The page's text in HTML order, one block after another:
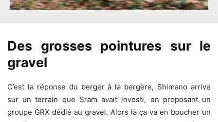
Des grosses pointures sur le
gravel
C’est la réponse du berger à la bergère, Shimano arrive
sur un terrain que Sram avait investi, en proposant un
groupe GRX dédié au gravel. Alors là ça va en boucher un